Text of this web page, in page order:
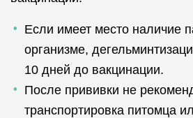
Если имеет место наличие
организме,
10 дней до вакцинации.
После прививки не
транспортировка питомца